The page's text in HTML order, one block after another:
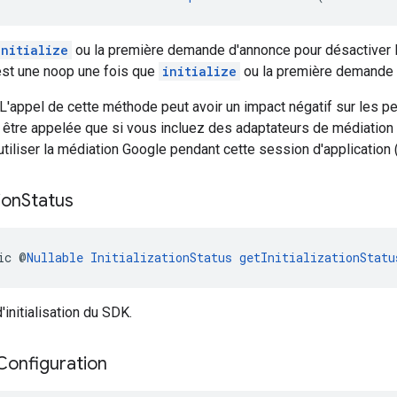
ou la première demande d'annonce pour
une noop une fois que initialize ou la première
de cette méthode peut avoir un impact négatif sur les
appelée que si vous incluez des adaptateurs de
la médiation Google pendant cette session
Status
@Nullable InitializationStatus
du SDK.